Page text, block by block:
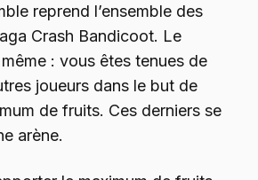
reprend l’ensemble des
Crash Bandicoot. Le
: vous êtes tenues de
joueurs dans le but de
de fruits. Ces derniers se
arène.